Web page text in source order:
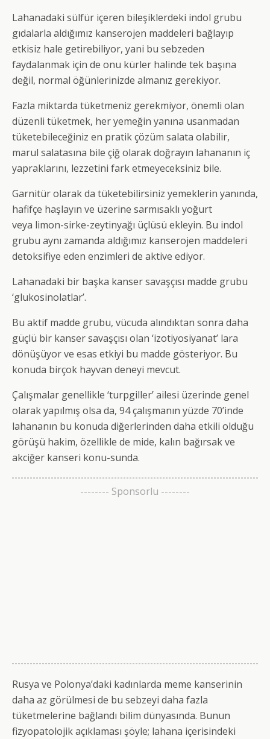
Lahanadaki sülfür içeren bileşiklerdeki indol grubu
gıdalarla aldığımız kanserojen maddeleri bağlayıp
etkisiz hale getirebiliyor, yani bu sebzeden
faydalanmak için de onu kürler halinde tek başına
değil, normal öğünlerinizde almanız gerekiyor.
Fazla miktarda tüketmeniz gerekmiyor, önemli olan
düzenli tüketmek, her yemeğin yanına usanmadan
tüketebileceğiniz en pratik çözüm salata olabilir,
marul salatasına bile çiğ olarak doğrayın lahananın iç
yapraklarını, lezzetini fark etmeyeceksiniz bile.
Garnitür olarak da tüketebilirsiniz yemeklerin yanında,
hafifçe haşlayın ve üzerine sarmısaklı yoğurt
veya limon-sirke-zeytinyağı üçlüsü ekleyin. Bu indol
grubu aynı zamanda aldığımız kanserojen maddeleri
detoksifiye eden enzimleri de aktive ediyor.
Lahanadaki bir başka kanser savaşçısı madde grubu
‘glukosinolatlar’.
Bu aktif madde grubu, vücuda alındıktan sonra daha
güçlü bir kanser savaşçısı olan ‘izotiyosiyanat’ lara
dönüşüyor ve esas etkiyi bu madde gösteriyor. Bu
konuda birçok hayvan deneyi mevcut.
Çalışmalar genellikle ‘turpgiller’ ailesi üzerinde genel
olarak yapılmış olsa da, 94 çalışmanın yüzde 70’inde
lahananın bu konuda diğerlerinden daha etkili olduğu
görüşü hakim, özellikle de mide, kalın bağırsak ve
akciğer kanseri konu-sunda.
-------- Sponsorlu --------
Rusya ve Polonya’daki kadınlarda meme kanserinin
daha az görülmesi de bu sebzeyi daha fazla
tüketmelerine bağlandı bilim dünyasında. Bunun
fizyopatolojik açıklaması şöyle; lahana içerisindeki